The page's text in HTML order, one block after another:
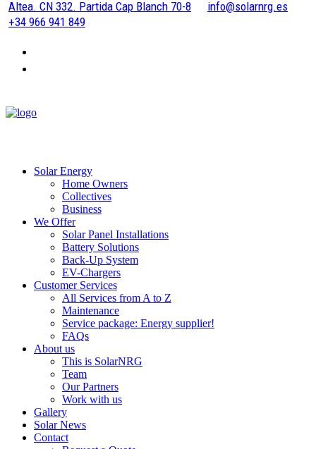
Altea. CN 332. Partida Cap Blanch 70-8
info@solarnrg.es
+34 966 941 849
Solar Energy
Home Owners
Collectives
Business
We Offer
Solar Panel Installations
Battery Solutions
Back-Up System
EV-Chargers
Customer Services
All Services from A to Z
Maintenance
Service package: Energy supplier!
FAQs
About us
This is SolarNRG
Team
Our Partners
Work with us
Gallery
Solar News
Contact